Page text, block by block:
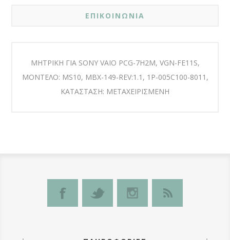
ΕΠΙΚΟΙΝΩΝΙΑ
ΜΗΤΡΙΚΗ ΓΙΑ SONY VAIO PCG-7H2M, VGN-FE11S,
ΜΟΝΤΕΛΟ: MS10, MBX-149-REV:1.1, 1P-005C100-8011,
ΚΑΤΑΣΤΑΣΗ: ΜΕΤΑΧΕΙΡΙΣΜΕΝΗ